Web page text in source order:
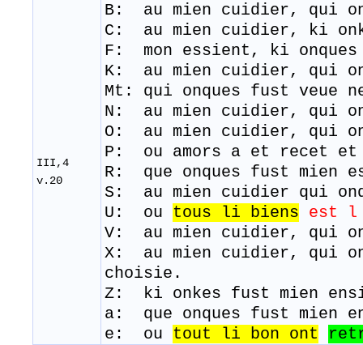
III,4
v.20
B: au mien cuidier, qui
C: au mien cuidier, ki
F: mon essient, ki
K: au mien cuidier, qui
Mt: qui onques fust veue
N: au mien cuidier, qui
O: au mien cuidier, qui
P: ou amors a et recet
R: que onques fust mien
S: au mien cuidier qui
U: ou tous li biens
est l
V: au mien cuidier, qui
X: au mien cuidier, qui
choisie.
Z: ki onkes fust mien
a: que onques fust mien
e: ou tout li bon ont